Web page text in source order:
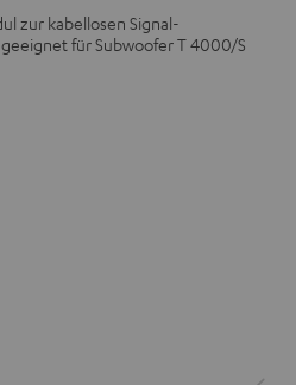
zur kabellosen Signal-
für Subwoofer T 4000/S